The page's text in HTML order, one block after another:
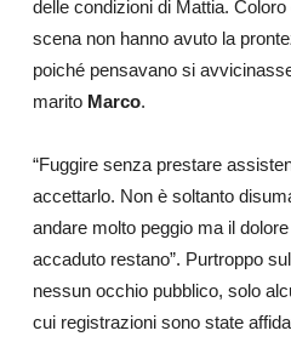
delle condizioni di Mattia.
scena non hanno avuto la
poiché pensavano si
marito Marco.
“Fuggire senza prestare
accettarlo. Non è soltanto
andare molto peggio ma il
accaduto restano”. Purtroppo
nessun occhio pubblico, solo
cui registrazioni sono state